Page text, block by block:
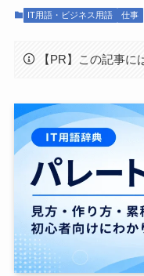
IT用語・ビジネス用語 仕事
【PR】この記事に